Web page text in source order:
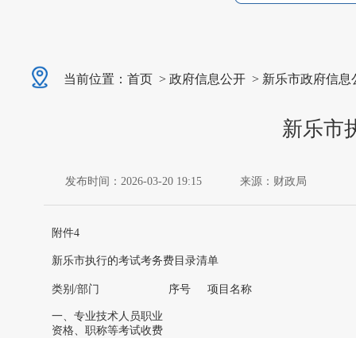
当前位置： 首页 > 政府信息公开 > 新乐市政府信息
新乐市
发布时间：2026-03-20 19:15 来源：财政局
附件4
新乐市执行的考试考务费目录清单
类别/部门 序号 项目名称
一、专业技术人员职业
资格、职称等考试收费